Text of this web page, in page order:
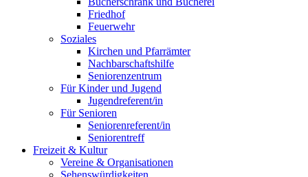
Friedhof
Feuerwehr
Soziales
Kirchen und Pfarrämter
Nachbarschaftshilfe
Seniorenzentrum
Für Kinder und Jugend
Jugendreferent/in
Für Senioren
Seniorenreferent/in
Seniorentreff
Freizeit & Kultur
Vereine & Organisationen
Sehenswürdigkeiten